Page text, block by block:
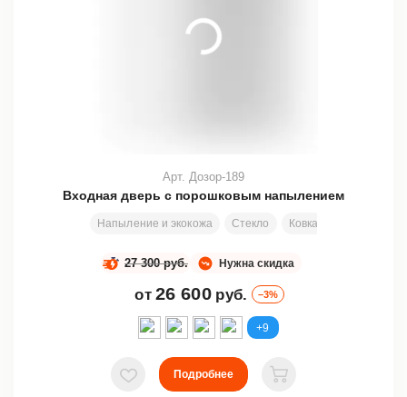
Входная дверь с порошковым напылением
Напыление и экокожа Стекло Ковка
Арт. Дозор-189
Нужна скидка
27 300 руб.
от 26 600 руб. –3%
+9
В избранное
Подробнее
В корзину